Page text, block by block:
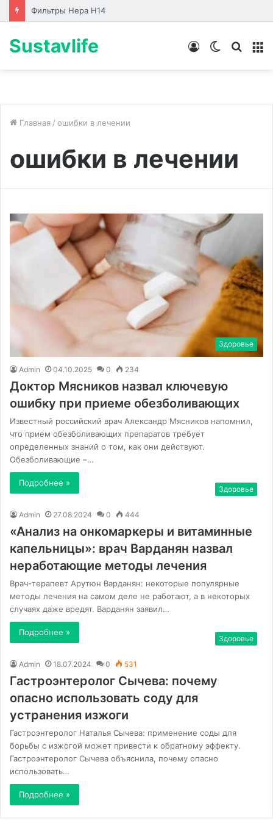
Фильтры Hepa Н14
Sustavlife
Switch
Войти
Главная / ошибки в лечении
ошибки в лечении
Здоровье
Admin 04.10.2025 0 234
Доктор Мясников назвал ключевую
ошибку при приеме обезболивающих
Известный российский врач Александр Мясников напомнил,
что прием обезболивающих препаратов требует
определенных знаний о том, как они действуют.
Обезболивающие –…
Подробнее »
Здоровье
Admin 27.08.2024 0 444
«Анализ на онкомаркеры и витаминные
капельницы»: врач Варданян назвал
неработающие методы лечения
Врач-терапевт Арутюн Варданян: некоторые популярные
методы лечения на самом деле не работают, а в некоторых
случаях даже вредят. Варданян заявил…
Подробнее »
Здоровье
Admin 18.07.2024 0 531
Гастроэнтеролог Сычева: почему
опасно использовать соду для
устранения изжоги
Гастроэнтеролог Наталья Сычева: применение соды для
борьбы с изжогой может привести к обратному эффекту.
Гастроэнтеролог Сычева объяснила, почему опасно
использовать…
Подробнее »